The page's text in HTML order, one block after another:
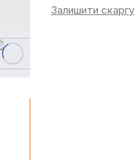
Залишити скаргу